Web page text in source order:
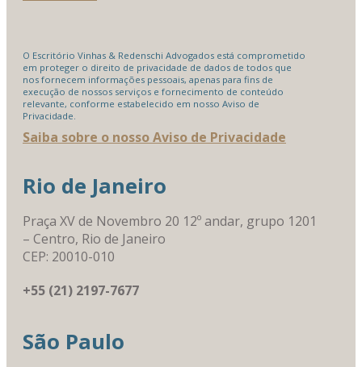
O Escritório Vinhas & Redenschi Advogados está comprometido
em proteger o direito de privacidade de dados de todos que
nos fornecem informações pessoais, apenas para fins de
execução de nossos serviços e fornecimento de conteúdo
relevante, conforme estabelecido em nosso Aviso de
Privacidade.
Saiba sobre o nosso Aviso de Privacidade
Rio de Janeiro
Praça XV de Novembro 20 12º andar, grupo 1201
– Centro, Rio de Janeiro
CEP: 20010-010
+55 (21) 2197-7677
São Paulo